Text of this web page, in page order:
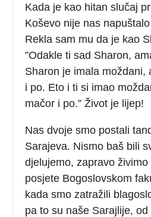
Kada je kao hitan slučaj
Koševo nije nas
Rekla sam mu da je kao
”Odakle ti sad Sharon,
Sharon je imala moždani,
i po. Eto i ti si imao
mačor i po.” Život je lijep!
Nas dvoje smo postali
Sarajeva. Nismo baš bili
djelujemo, zapravo
posjete Bogoslovskom
kada smo zatražili
pa to su naše Sarajlije,